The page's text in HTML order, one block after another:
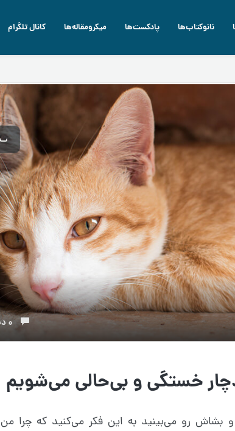
نانوکتاب‌ها پادکست‌ها میکرومقاله‌ها کانال تلگرام
0 دیدگاه
بشاش رو می‌بینید به این فکر می‌کنید که چرا من